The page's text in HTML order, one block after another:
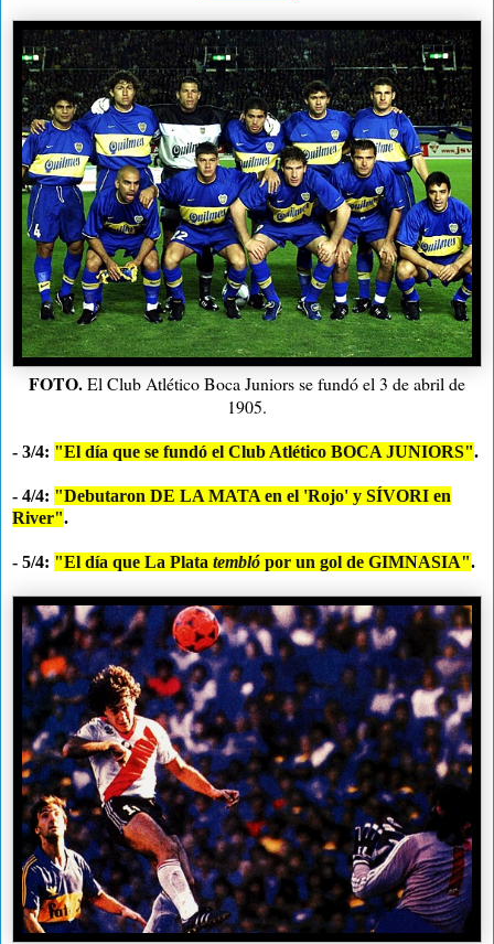
FOTO.El Club Atlético Boca Juniors se fundó el 3 de abril de
1905.
- 3/4: "El día que se fundó el Club Atlético BOCA JUNIORS".
- 4/4: "Debutaron DE LA MATA en el 'Rojo' y SÍVORI en
River".
- 5/4: "El día que La Plata tembló por un gol de GIMNASIA".